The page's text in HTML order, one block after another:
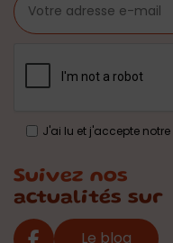
J'ai lu et j'accepte notre
Suivez nos
actualités sur
Le blog